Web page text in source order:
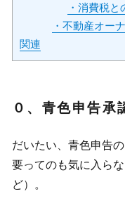
・消費税と
・不動産オー
関連
０、青色申告承
だいたい、青色申告
要ってのも気に入ら
ど）。